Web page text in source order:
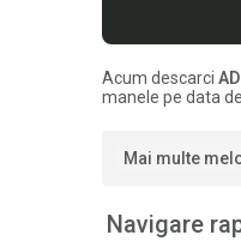
Acum descarci
manele pe data
Mai multe
Navigare